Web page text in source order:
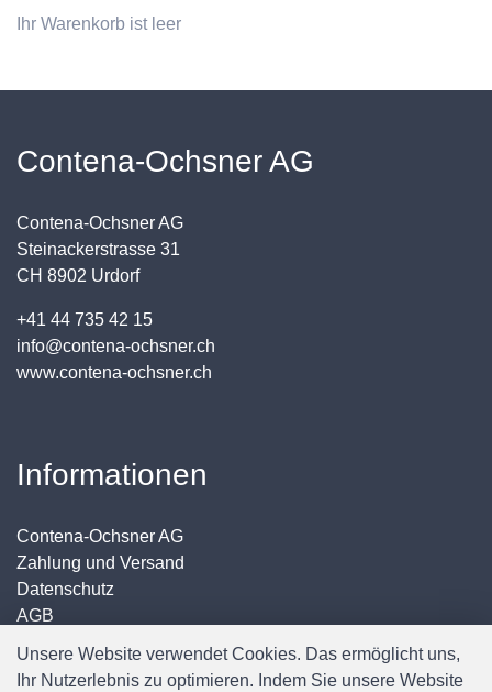
Ihr Warenkorb ist leer
Contena-Ochsner AG
Contena-Ochsner AG
Steinackerstrasse 31
CH 8902 Urdorf
+41 44 735 42 15
info@contena-ochsner.ch
www.contena-ochsner.ch
Informationen
Contena-Ochsner AG
Zahlung und Versand
Datenschutz
AGB
Impressum
Unsere Website verwendet Cookies. Das ermöglicht uns,
Ihr Nutzerlebnis zu optimieren. Indem Sie unsere Website